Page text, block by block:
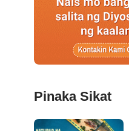
Pinaka Sikat